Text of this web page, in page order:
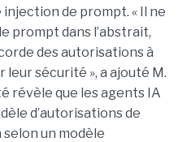
de prompt. « Il ne
prompt dans l’abstrait,
des autorisations à
leur sécurité », a ajouté M.
révèle que les agents IA
d’autorisations de
un modèle